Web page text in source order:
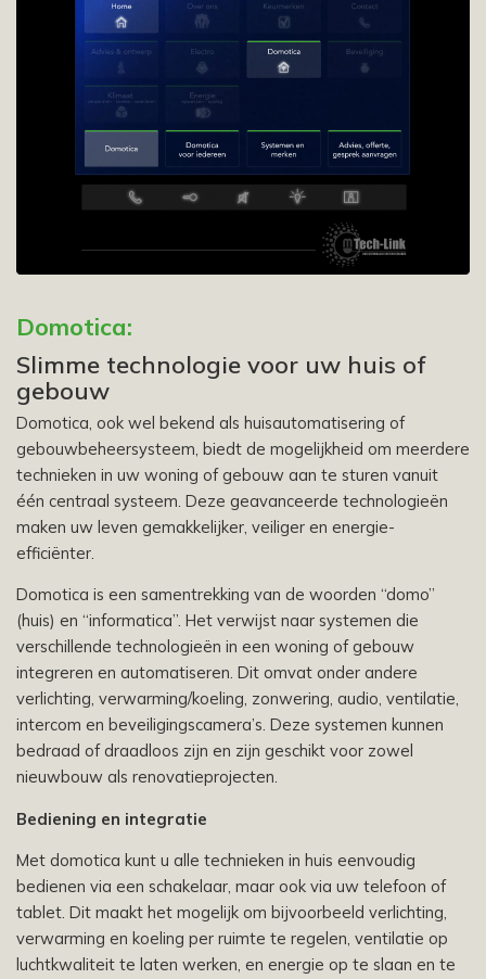
Domotica:
Slimme technologie voor uw huis of
gebouw
Domotica, ook wel bekend als huisautomatisering of
gebouwbeheersysteem, biedt de mogelijkheid om meerdere
technieken in uw woning of gebouw aan te sturen vanuit
één centraal systeem. Deze geavanceerde technologieën
maken uw leven gemakkelijker, veiliger en energie-
efficiënter.
Domotica is een samentrekking van de woorden “domo”
(huis) en “informatica”. Het verwijst naar systemen die
verschillende technologieën in een woning of gebouw
integreren en automatiseren. Dit omvat onder andere
verlichting, verwarming/koeling, zonwering, audio, ventilatie,
intercom en beveiligingscamera’s. Deze systemen kunnen
bedraad of draadloos zijn en zijn geschikt voor zowel
nieuwbouw als renovatieprojecten.
Bediening en integratie
Met domotica kunt u alle technieken in huis eenvoudig
bedienen via een schakelaar, maar ook via uw telefoon of
tablet. Dit maakt het mogelijk om bijvoorbeeld verlichting,
verwarming en koeling per ruimte te regelen, ventilatie op
luchtkwaliteit te laten werken, en energie op te slaan en te